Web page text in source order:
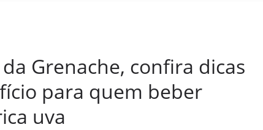
Grenache, confira dicas
para quem beber
uva